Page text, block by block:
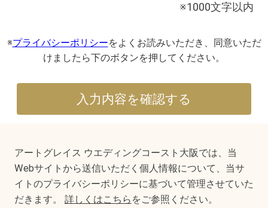
※1000文字以内
※プライバシーポリシーをよくお読みいただき、同意いただ
けましたら下のボタンを押してください。
アートグレイス ウエディングコースト大阪では、当
Webサイトから送信いただく個人情報について、当サ
イトのプライバシーポリシーに基づいて管理させていた
だきます。 詳しくはこちら をご参照ください。